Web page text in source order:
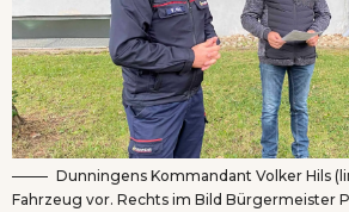
Dunningens Kommandant Volker Hils
Fahrzeug vor. Rechts im Bild Bürgermeister